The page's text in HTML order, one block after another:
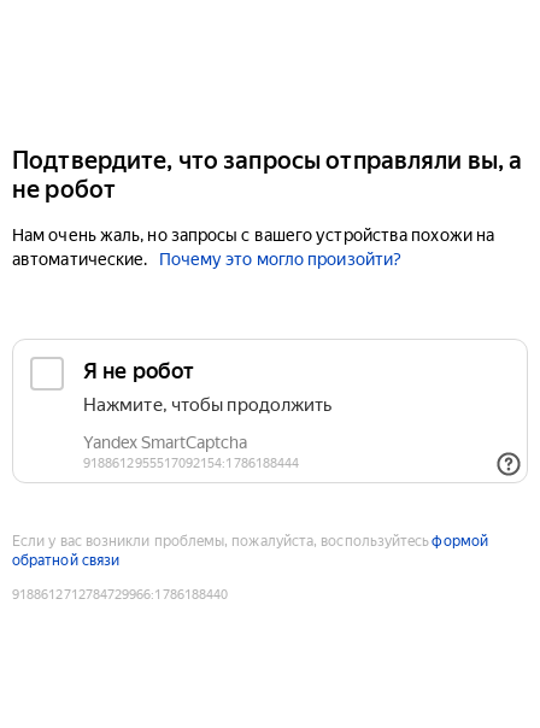
Подтвердите, что запросы отправляли вы, а
не робот
Нам очень жаль, но запросы с вашего устройства похожи на
автоматические.
Почему это могло произойти?
Если у вас возникли проблемы, пожалуйста, воспользуйтесьформой
обратной связи
9188612712784729966:1786188440